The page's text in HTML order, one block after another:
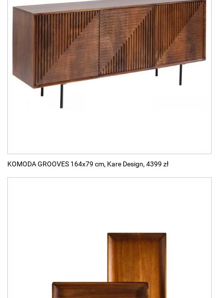
KOMODA GROOVES 164x79 cm, Kare Design, 4399 zł